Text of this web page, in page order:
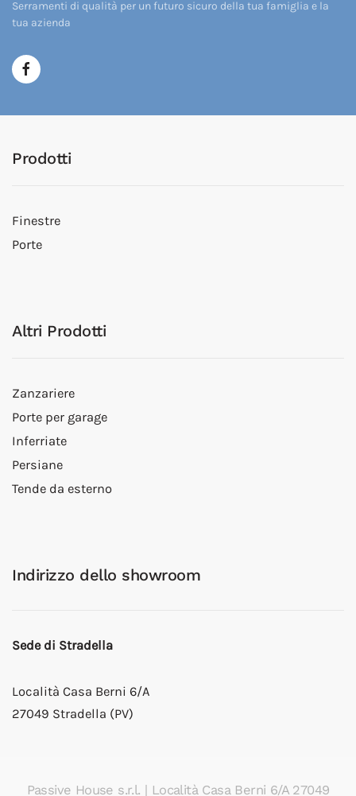
Serramenti di qualità per un futuro sicuro della tua famiglia e la
tua azienda
Prodotti
Finestre
Porte
Altri Prodotti
Zanzariere
Porte per garage
Inferriate
Persiane
Tende da esterno
Indirizzo dello showroom
Sede di Stradella
Località Casa Berni 6/A
27049 Stradella (PV)
Passive House s.r.l. | Località Casa Berni 6/A 27049